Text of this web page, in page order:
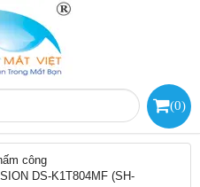
(0)
công
DS-K1T804MF (SH-